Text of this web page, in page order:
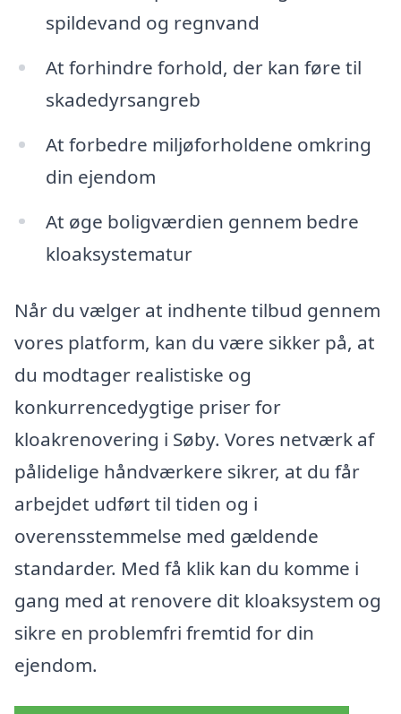
spildevand og regnvand
At forhindre forhold, der kan føre til
skadedyrsangreb
At forbedre miljøforholdene omkring
din ejendom
At øge boligværdien gennem bedre
kloaksystematur
Når du vælger at indhente tilbud gennem
vores platform, kan du være sikker på, at
du modtager realistiske og
konkurrencedygtige priser for
kloakrenovering i Søby. Vores netværk af
pålidelige håndværkere sikrer, at du får
arbejdet udført til tiden og i
overensstemmelse med gældende
standarder. Med få klik kan du komme i
gang med at renovere dit kloaksystem og
sikre en problemfri fremtid for din
ejendom.